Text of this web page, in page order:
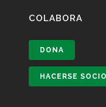
COLABORA
DONA
HACERSE SOCIO